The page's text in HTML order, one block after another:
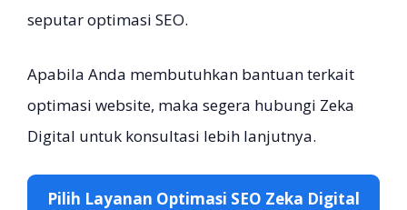
seputar optimasi SEO.
Apabila Anda membutuhkan bantuan terkait
optimasi website, maka segera hubungi Zeka
Digital untuk konsultasi lebih lanjutnya.
Pilih Layanan Optimasi SEO Zeka Digital